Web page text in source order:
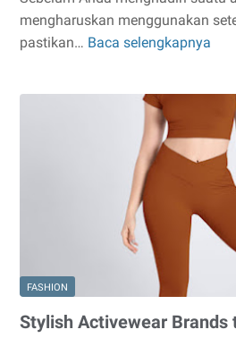
mengharuskan menggunakan
pastikan… Baca selengkapnya
Jas
FASHION
Stylish Activewear Brands